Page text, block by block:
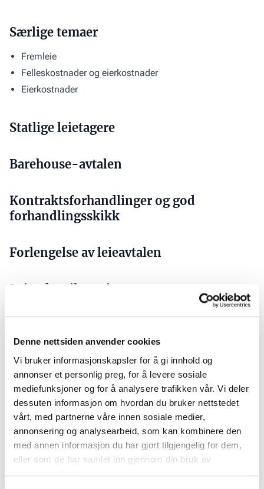
Denne nettsiden anvender cookies
Vi bruker informasjonskapsler for å gi innhold og
annonser et personlig preg, for å levere sosiale
mediefunksjoner og for å analysere trafikken vår. Vi deler
dessuten informasjon om hvordan du bruker nettstedet
vårt, med partnerne våre innen sosiale medier,
annonsering og analysearbeid, som kan kombinere den
med annen informasjon du har gjort tilgjengelig for dem,
eller som de har samlet inn gjennom din bruk av
Særlige temaer
Fremleie
Felleskostnader og eierkostnader
Eierkostnader
Statlige leietagere
Barehouse-avtalen
Kontraktsforhandlinger og god
forhandlingsskikk
Forlengelse av leieavtalen
Leietakertilpasninger
Mindre leietakertilpasninger i eksisterende lokaler
👉Klikk her for fullstendig
program og påmelding
Rabatt til medlemmer i Norsk Eiendom.
Kurset arrangerer vi i samarbeid med Senter for